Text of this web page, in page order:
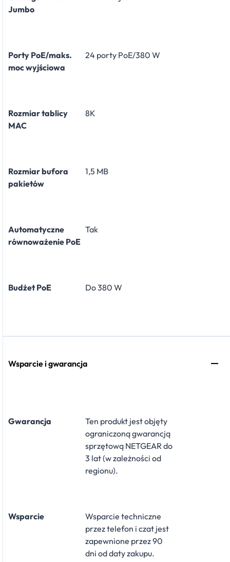
Jumbo
Porty PoE/maks.
moc wyjściowa
24 porty PoE/380 W
Rozmiar tablicy
MAC
8K
Rozmiar bufora
pakietów
1,5 MB
Automatyczne
równoważenie PoE
Tak
Budżet PoE Do 380 W
Wsparcie i gwarancja
Gwarancja
Ten produkt jest objęty
ograniczoną gwarancją
sprzętową NETGEAR do
3 lat (w zależności od
regionu).
Wsparcie
Wsparcie techniczne
przez telefon i czat jest
zapewnione przez 90
dni od daty zakupu.